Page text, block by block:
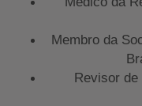
Membro da
Revisor